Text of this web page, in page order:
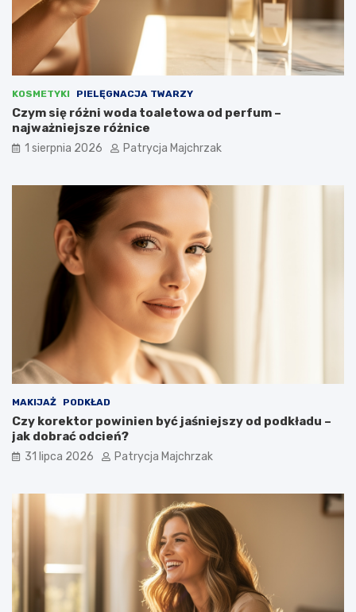
KOSMETYKI PIELĘGNACJA TWARZY
Czym się różni woda toaletowa od perfum –
najważniejsze różnice
1 sierpnia 2026 Patrycja Majchrzak
MAKIJAŻ PODKŁAD
Czy korektor powinien być jaśniejszy od podkładu –
jak dobrać odcień?
31 lipca 2026 Patrycja Majchrzak